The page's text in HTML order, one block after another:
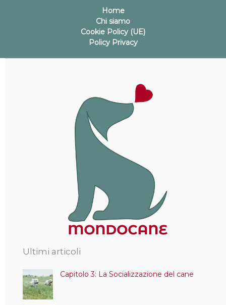
Home
Chi siamo
Cookie Policy (UE)
Policy Privacy
Ultimi articoli
Capitolo 3: La Socializzazione del cane